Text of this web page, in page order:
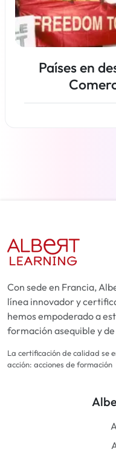
Países en
Con sede en Francia,
línea innovador y
hemos empoderado a
formación asequible y
La certificación de calidad se
acción: acciones de formación